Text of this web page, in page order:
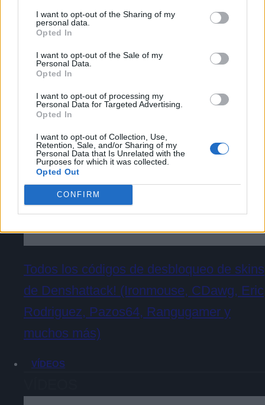
recopilación y uso de datos en nuestra Política de
Privacidad.
terceros por nuestra parte, utilice la siguiente opción de
exclusión y confirme su selección. Tenga en cuenta que
después de que se procese su solicitud de exclusión, es
posible que continúe viendo anuncios basados en intereses
basados en la información personal utilizada por nosotros o
en información personal divulgada a terceros antes de su
Puede optar por no participar en la divulgación adicional de
su información personal por parte de terceros en la Lista de
participantes intermedios de la IAB.
I want to opt-out of the Sharing of my
personal data.
Opted In
I want to opt-out of the Sale of my
Personal Data.
Opted In
I want to opt-out of processing my
Personal Data for Targeted Advertising.
Opted In
I want to opt-out of Collection, Use,
Retention, Sale, and/or Sharing of my
Personal Data that Is Unrelated with the
Purposes for which it was collected.
Opted Out
CONFIRM
Cómo acceder a la beta cerrada de The
Duskbloods [Tutorial]
Todos los códigos de desbloqueo de skins
de Denshattack! (Ironmouse, CDawg, Eric
Rodriguez, Pazos64, Rangugamer y
muchos más)
VÍDEOS